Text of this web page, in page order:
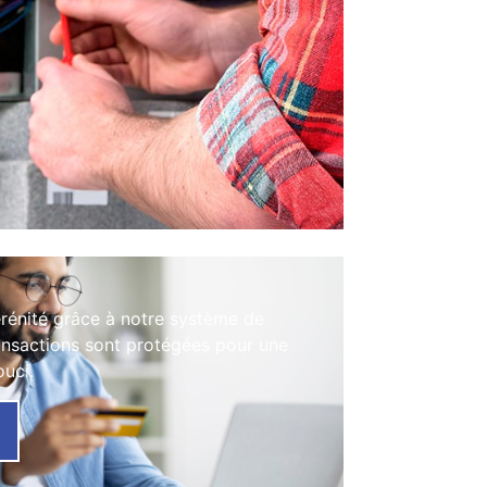
grâce à notre système de
sont protégées pour une